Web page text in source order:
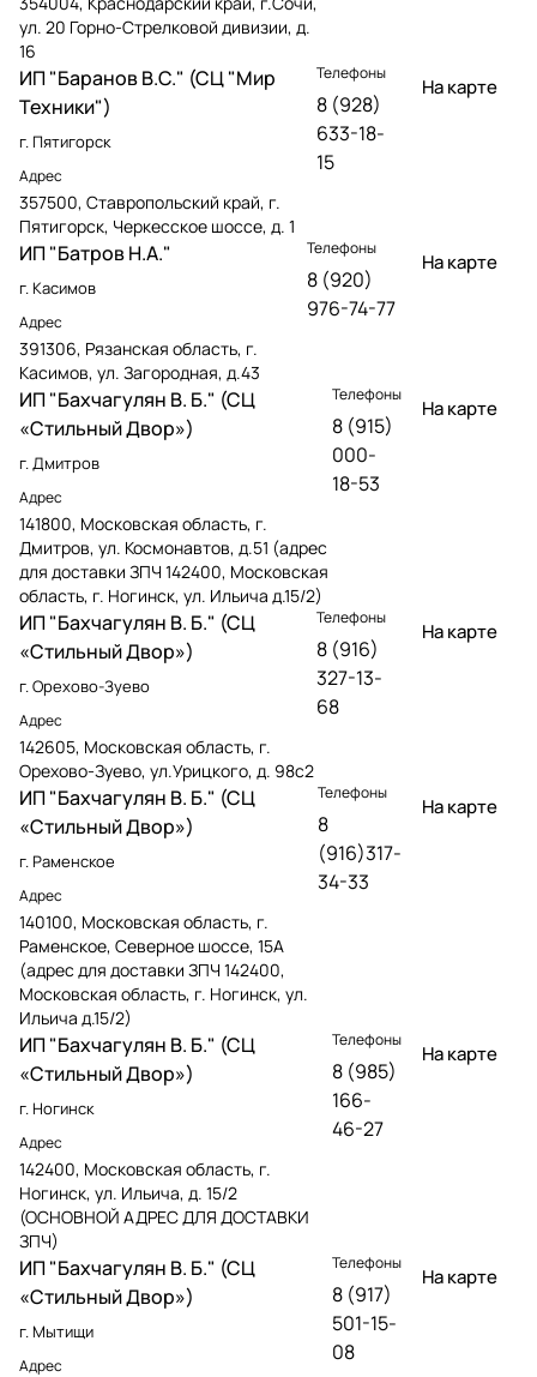
ул. 20 Горно-Стрелковой дивизии, д.
16
ИП "Баранов В.С." (СЦ "Мир
Техники")
г. Пятигорск
Адрес
357500, Ставропольский край, г.
Пятигорск, Черкесское шоссе, д. 1
Телефоны
8 (928)
633-18-
15
На карте
ИП "Батров Н.А."
г. Касимов
Адрес
391306, Рязанская область, г.
Касимов, ул. Загородная, д.43
Телефоны
8 (920)
976-74-77
На карте
ИП "Бахчагулян В. Б." (СЦ
«Стильный Двор»)
г. Дмитров
Адрес
141800, Московская область, г.
Дмитров, ул. Космонавтов, д.51 (адрес
для доставки ЗПЧ 142400, Московская
область, г. Ногинск, ул. Ильича д.15/2)
Телефоны
8 (915)
000-
18-53
На карте
ИП "Бахчагулян В. Б." (СЦ
«Стильный Двор»)
г. Орехово-Зуево
Адрес
142605, Московская область, г.
Орехово-Зуево, ул.Урицкого, д. 98с2
Телефоны
8 (916)
327-13-
68
На карте
ИП "Бахчагулян В. Б." (СЦ
«Стильный Двор»)
г. Раменское
Адрес
140100, Московская область, г.
Раменское, Северное шоссе, 15А
(адрес для доставки ЗПЧ 142400,
Московская область, г. Ногинск, ул.
Ильича д.15/2)
Телефоны
8
(916)317-
34-33
На карте
ИП "Бахчагулян В. Б." (СЦ
«Стильный Двор»)
г. Ногинск
Адрес
142400, Московская область, г.
Ногинск, ул. Ильича, д. 15/2
(ОСНОВНОЙ АДРЕС ДЛЯ ДОСТАВКИ
ЗПЧ)
Телефоны
8 (985)
166-
46-27
На карте
ИП "Бахчагулян В. Б." (СЦ
«Стильный Двор»)
г. Мытищи
Адрес
Телефоны
8 (917)
501-15-
08
На карте